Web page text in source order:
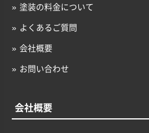
塗装の料金について
よくあるご質問
会社概要
お問い合わせ
会社概要